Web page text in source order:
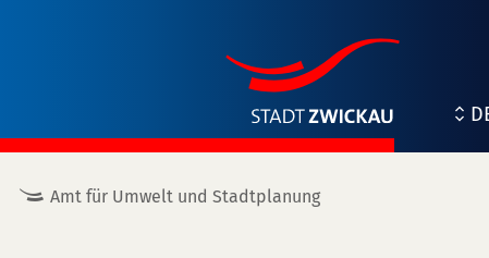
Amt für Umwelt und Stadtplanung